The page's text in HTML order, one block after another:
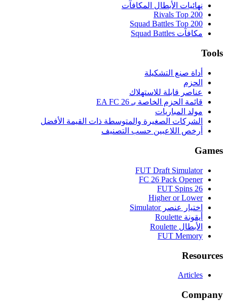
نهائيات الأبطال المكافآت
Rivals Top 200
Squad Battles Top 200
مكافآت Squad Battles
Tools
أداة صنع التشكيلة
الحزم
عناصر قابلة للاستهلاك
قائمة الحزم الخاصة بـ EA FC 26
مولد المباريات
الشركات الصغيرة والمتوسطة ذات القيمة الأفضل
أرخص اللاعبين حسب التصنيف
Games
FUT Draft Simulator
FC 26 Pack Opener
FUT Spins 26
Higher or Lower
اختيار عنصر Simulator
أيقونة Roulette
الأبطال Roulette
FUT Memory
Resources
Articles
Company